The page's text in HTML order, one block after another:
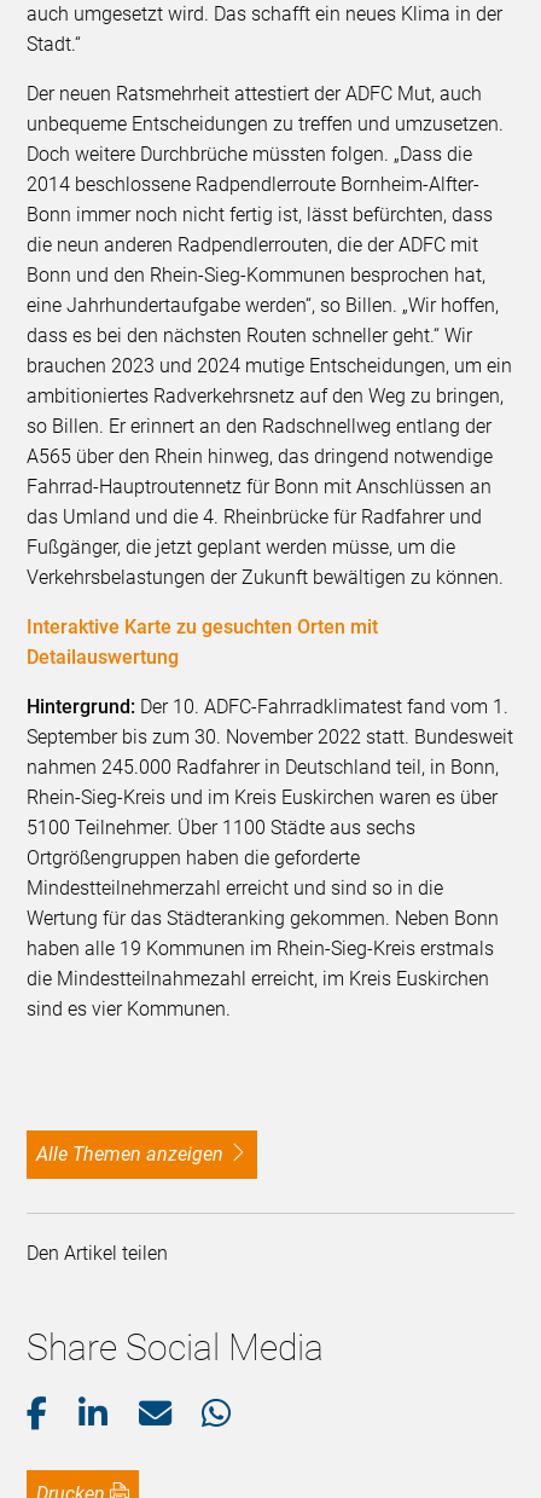
auch umgesetzt wird. Das schafft ein neues Klima in der
Stadt.“
Der neuen Ratsmehrheit attestiert der ADFC Mut, auch
unbequeme Entscheidungen zu treffen und umzusetzen.
Doch weitere Durchbrüche müssten folgen. „Dass die
2014 beschlossene Radpendlerroute Bornheim-Alfter-
Bonn immer noch nicht fertig ist, lässt befürchten, dass
die neun anderen Radpendlerrouten, die der ADFC mit
Bonn und den Rhein-Sieg-Kommunen besprochen hat,
eine Jahrhundertaufgabe werden“, so Billen. „Wir hoffen,
dass es bei den nächsten Routen schneller geht.“ Wir
brauchen 2023 und 2024 mutige Entscheidungen, um ein
ambitioniertes Radverkehrsnetz auf den Weg zu bringen,
so Billen. Er erinnert an den Radschnellweg entlang der
A565 über den Rhein hinweg, das dringend notwendige
Fahrrad-Hauptroutennetz für Bonn mit Anschlüssen an
das Umland und die 4. Rheinbrücke für Radfahrer und
Fußgänger, die jetzt geplant werden müsse, um die
Verkehrsbelastungen der Zukunft bewältigen zu können.
Interaktive Karte zu gesuchten Orten mit
Detailauswertung
Hintergrund: Der 10. ADFC-Fahrradklimatest fand vom 1.
September bis zum 30. November 2022 statt. Bundesweit
nahmen 245.000 Radfahrer in Deutschland teil, in Bonn,
Rhein-Sieg-Kreis und im Kreis Euskirchen waren es über
5100 Teilnehmer. Über 1100 Städte aus sechs
Ortgrößengruppen haben die geforderte
Mindestteilnehmerzahl erreicht und sind so in die
Wertung für das Städteranking gekommen. Neben Bonn
haben alle 19 Kommunen im Rhein-Sieg-Kreis erstmals
die Mindestteilnahmezahl erreicht, im Kreis Euskirchen
sind es vier Kommunen.
alle Themen anzeigen
Den Artikel teilen
Share Social Media